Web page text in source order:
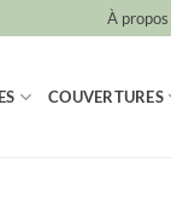
À propos
COUVERTURES